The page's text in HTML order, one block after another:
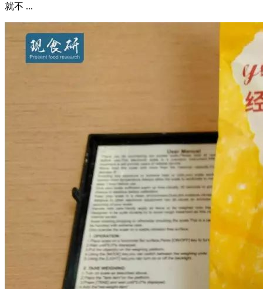
就不 ...